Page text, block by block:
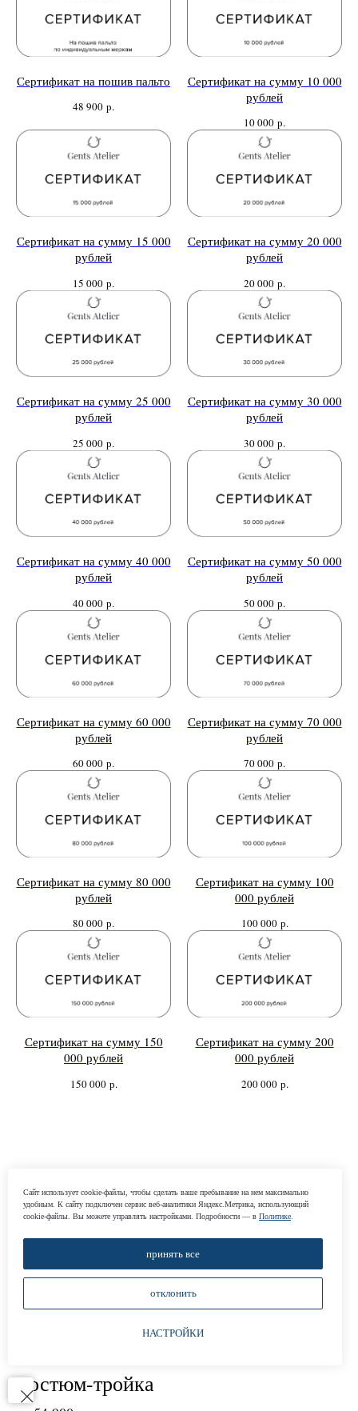
Сертификат на пошив пальто
48 900 р.
Сертификат на сумму 10 000
рублей
10 000 р.
Сертификат на сумму 15 000
рублей
15 000 р.
Сертификат на сумму 20 000
рублей
20 000 р.
Сертификат на сумму 25 000
рублей
25 000 р.
Сертификат на сумму 30 000
рублей
30 000 р.
Сертификат на сумму 40 000
рублей
40 000 р.
Сертификат на сумму 50 000
рублей
50 000 р.
Сертификат на сумму 60 000
рублей
60 000 р.
Сертификат на сумму 70 000
рублей
70 000 р.
Сертификат на сумму 80 000
рублей
80 000 р.
Сертификат на сумму 100
000 рублей
100 000 р.
Сертификат на сумму 150
000 рублей
150 000 р.
Сертификат на сумму 200
000 рублей
200 000 р.
Цены
Костюм-двойка
Костюм-тройка
Какую ткань выбрать?
Какой фасон подойдет именно вам?
Как должен сидеть правильно
пошитый костюм?
вашу индивидуальность?
для вас мессенджере
Пройдите тест и узнайте стоимость
пошива костюма по фигуре
Сайт использует cookie-файлы, чтобы сделать ваше пребывание на нем максимально
удобным. К cайту подключен сервис веб-аналитики Яндекс.Метрика, использующий
cookie-файлы. Вы можете управлять настройками. Подробности — в Политике
принять все
отклонить
НАСТРОЙКИ